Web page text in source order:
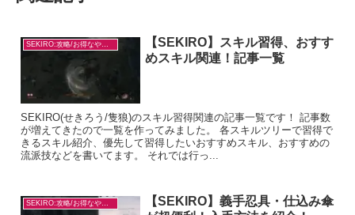
SEKIRO:攻略/お得なやり方
【SEKIRO】スキル習得、おすす
めスキル関連！記事一覧
SEKIRO(せきろう/隻狼)のスキル習得関連の記事一覧です！ 記事数
が増えてきたので一覧を作ってみました。 各スキルツリーで習得で
きるスキル紹介、優先して習得したいおすすめスキル、おすすめの
流派技などを書いてます。 それでは行っ...
SEKIRO:攻略/お得なやり方
【SEKIRO】義手忍具・仕込み傘